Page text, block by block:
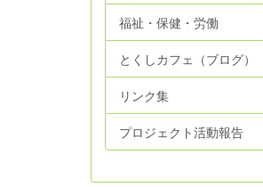
福祉・保健・労働
とくしカフェ（ブログ）
リンク集
プロジェクト活動報告